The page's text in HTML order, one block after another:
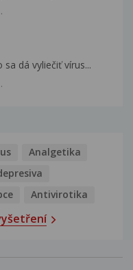
dá vyliečiť vírus...
Analgetika
Antivirotika